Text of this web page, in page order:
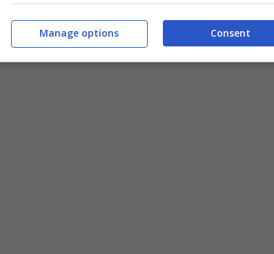
a vincere e fare la storia
A: si pensa già all’addio al
Consent
Manage options